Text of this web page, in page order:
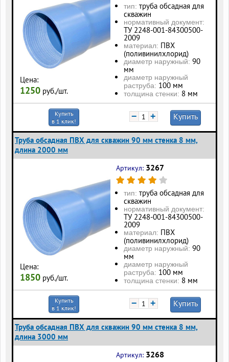
Цена:
1250 руб./шт.
тип: труба обсадная для
скважин
нормативный документ:
ТУ 2248-001-84300500-
2009
материал: ПВХ
(поливинилхлорид)
диаметр наружный: 90
мм
диаметр наружный
раструба: 100 мм
толщина стенки: 8 мм
Купить
в 1 клик!
− + Купить
Труба обсадная ПВХ для скважин 90 мм стенка 8 мм,
длина 2000 мм
Цена:
1850 руб./шт.
Артикул: 3267
тип: труба обсадная для
скважин
нормативный документ:
ТУ 2248-001-84300500-
2009
материал: ПВХ
(поливинилхлорид)
диаметр наружный: 90
мм
диаметр наружный
раструба: 100 мм
толщина стенки: 8 мм
Купить
в 1 клик!
− + Купить
Труба обсадная ПВХ для скважин 90 мм стенка 8 мм,
длина 3000 мм
Артикул: 3268